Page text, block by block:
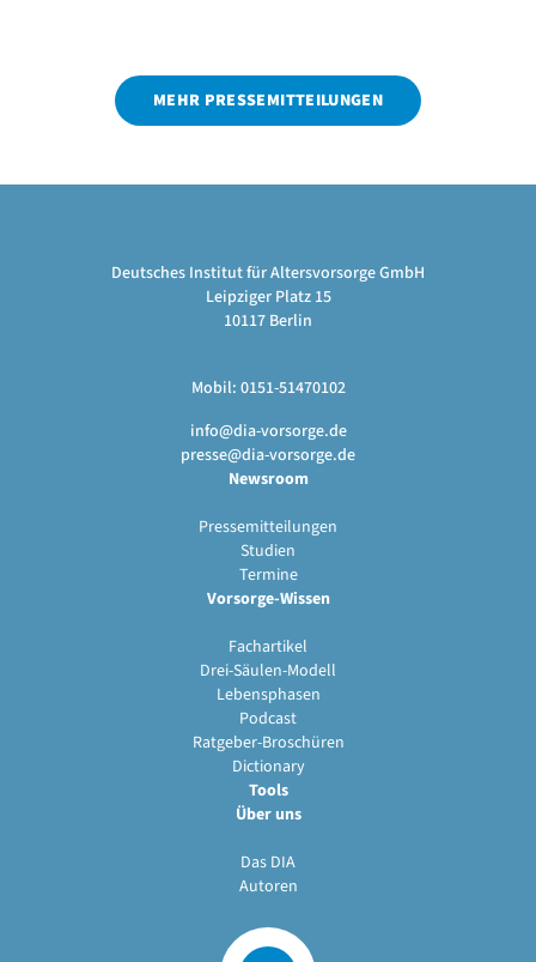
MEHR PRESSEMITTEILUNGEN
Deutsches Institut für Altersvorsorge GmbH
Leipziger Platz 15
10117 Berlin
Mobil: 0151-51470102
info@dia-vorsorge.de
presse@dia-vorsorge.de
Newsroom
Pressemitteilungen
Studien
Termine
Vorsorge-Wissen
Fachartikel
Drei-Säulen-Modell
Lebensphasen
Podcast
Ratgeber-Broschüren
Dictionary
Tools
Über uns
Das DIA
Autoren